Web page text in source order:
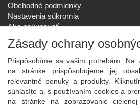
Obchodné podmienky
Nastavenia súkromia
Ako nakupovať
Reklamačný poriadok
SPOLOČNOSŤ
O nás
Kontakt
Služby
Aktuality
Zásady ochrany
Prispôsobíme sa vašim potrebám. Na
na stránke prispôsobujeme jej
relevantné ponuky a produkty.
súhlasíte aj s používaním cookies a
na stránke na zobrazovanie